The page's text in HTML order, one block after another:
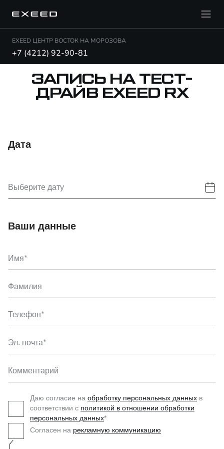
EXEED ЦЕНТР ВОСТОК НА МОРОЗОВА
+7 (4212) 92-90-81
ЗАПИСЬ НА ТЕСТ-
ДРАЙВ EXEED RX
Дата
Выберите дату
Ваши данные
Имя
Фамилия
Телефон
Эл. почта
Комментарий
Даю согласие на обработку персональных данных в
соответствии с политикой в отношении обработки
персональных данных*
Согласен на рекламную коммуникацию